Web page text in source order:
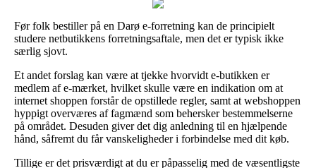
Før folk bestiller på en Darø e-forretning kan de principielt
studere netbutikkens forretningsaftale, men det er typisk ikke
særlig sjovt.
Et andet forslag kan være at tjekke hvorvidt e-butikken er
medlem af e-mærket, hvilket skulle være en indikation om at
internet shoppen forstår de opstillede regler, samt at webshoppen
hyppigt overværes af fagmænd som behersker bestemmelserne
på området. Desuden giver det dig anledning til en hjælpende
hånd, såfremt du får vanskeligheder i forbindelse med dit køb.
Tillige er det prisværdigt at du er påpasselig med de væsentligste